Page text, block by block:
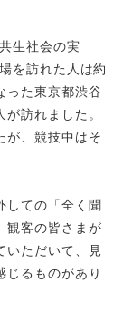
生社会の実
を訪れた人は約
った東京都渋谷
訪れました。
が、競技中はそ
しての「全く聞
観客の皆さまが
いただいて、見
じるものがあり